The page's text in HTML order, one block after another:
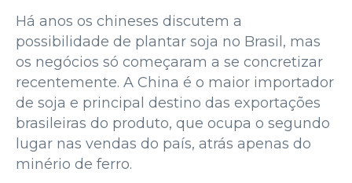
Há anos os chineses discutem a
possibilidade de plantar soja no Brasil, mas
os negócios só começaram a se concretizar
recentemente. A China é o maior importador
de soja e principal destino das exportações
brasileiras do produto, que ocupa o segundo
lugar nas vendas do país, atrás apenas do
minério de ferro.